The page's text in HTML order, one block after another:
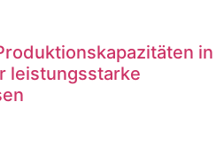
in
leistungsstarke